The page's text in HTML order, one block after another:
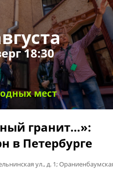
18:30
мест
гранит…»:
в Петербурге
ул., д. 1;